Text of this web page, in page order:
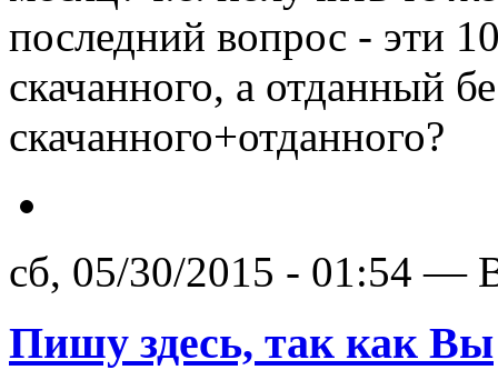
последний вопрос - эти
скачанного, а отданный
скачанного+отданного?
сб, 05/30/2015 - 01:54 —
Пишу здесь, так как Вы